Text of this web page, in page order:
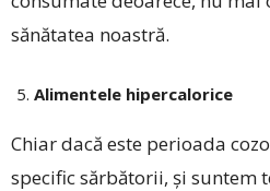
sănătatea noastră.
Alimentele hipercalorice
Chiar dacă este perioada
specific sărbătorii, și suntem